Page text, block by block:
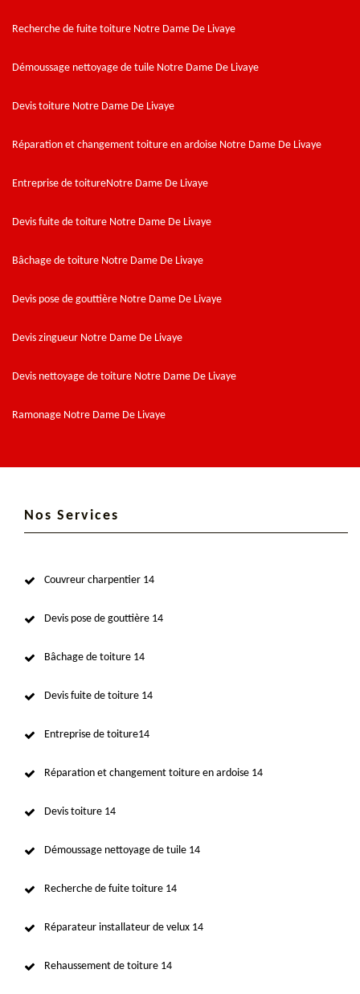
Recherche de fuite toiture Notre Dame De Livaye
Démoussage nettoyage de tuile Notre Dame De Livaye
Devis toiture Notre Dame De Livaye
Réparation et changement toiture en ardoise Notre Dame De Livaye
Entreprise de toitureNotre Dame De Livaye
Devis fuite de toiture Notre Dame De Livaye
Bâchage de toiture Notre Dame De Livaye
Devis pose de gouttière Notre Dame De Livaye
Devis zingueur Notre Dame De Livaye
Devis nettoyage de toiture Notre Dame De Livaye
Ramonage Notre Dame De Livaye
Nos Services
Couvreur charpentier 14
Devis pose de gouttière 14
Bâchage de toiture 14
Devis fuite de toiture 14
Entreprise de toiture14
Réparation et changement toiture en ardoise 14
Devis toiture 14
Démoussage nettoyage de tuile 14
Recherche de fuite toiture 14
Réparateur installateur de velux 14
Rehaussement de toiture 14